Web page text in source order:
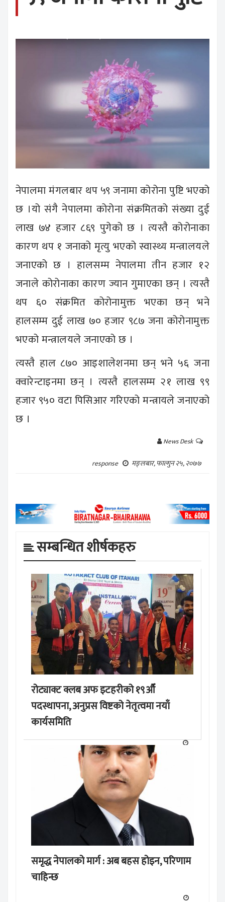
नेपालमा मंगलबार थप ५९ जनामा कोरोना पुष्टि भएको
छ ।यो संगै नेपालमा कोरोना संक्रमितको संख्या दुई
लाख ७४ हजार ८६९ पुगेको छ । त्यस्तै कोरोनाका
कारण थप १ जनाको मृत्यु भएको स्वास्थ्य मन्त्रालयले
जनाएको छ । हालसम्म नेपालमा तीन हजार १२
जनाले कोरोनाका कारण ज्यान गुमाएका छन् । त्यस्तै
थप ६० संक्रमित कोरोनामुक्त भएका छन् भने
हालसम्म दुई लाख ७० हजार ९८७ जना कोरोनामुक्त
भएको मन्त्रालयले जनाएको छ ।
त्यस्तै हाल ८७० आइशालेशनमा छन् भने ५६ जना
क्वारेन्टाइनमा छन् । त्यस्तै हालसम्म २१ लाख ९९
हजार ९५० वटा पिसिआर गरिएको मन्त्रायले जनाएको
छ ।
News Desk
response
मङ्लबार, फाल्गुन २५, २०७७
सम्बन्धित शीर्षकहरु
रोट्याक्ट क्लब अफ इटहरीको १९औँ
पदस्थापना, अनुप्रस विष्टको नेतृत्वमा नयाँ
कार्यसमिति
समृद्ध नेपालको मार्ग : अब बहस होइन, परिणाम
चाहिन्छ